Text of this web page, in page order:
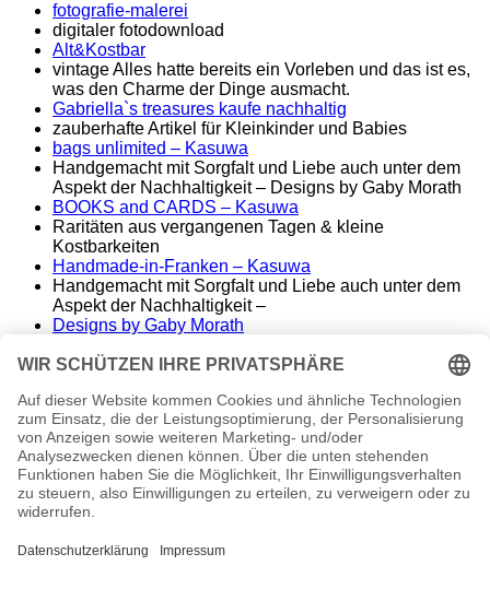
fotografie-malerei
digitaler fotodownload
Alt&Kostbar
vintage Alles hatte bereits ein Vorleben und das ist es,
was den Charme der Dinge ausmacht.
Gabriella`s treasures kaufe nachhaltig
zauberhafte Artikel für Kleinkinder und Babies
bags unlimited – Kasuwa
Handgemacht mit Sorgfalt und Liebe auch unter dem
Aspekt der Nachhaltigkeit – Designs by Gaby Morath
BOOKS and CARDS – Kasuwa
Raritäten aus vergangenen Tagen & kleine
Kostbarkeiten
Handmade-in-Franken – Kasuwa
Handgemacht mit Sorgfalt und Liebe auch unter dem
Aspekt der Nachhaltigkeit –
Designs by Gaby Morath
Fränkischen
Raritäten aus vergangenen Tagen – seltene
Einzelstücke
Famos. – finest music & entertainment
Wir spielen die Songs unserer Helden
conny morath
stimme – sprache – ausdruck